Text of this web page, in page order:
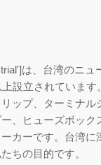
は、台湾のニュ
設立されています
ップ、ターミナル
、ヒューズボッ
カーです。台湾に
ちの目的です。